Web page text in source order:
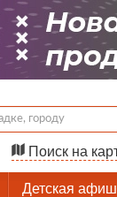
Поиск на
Детская